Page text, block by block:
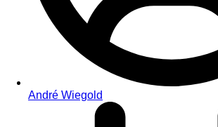
André Wiegold